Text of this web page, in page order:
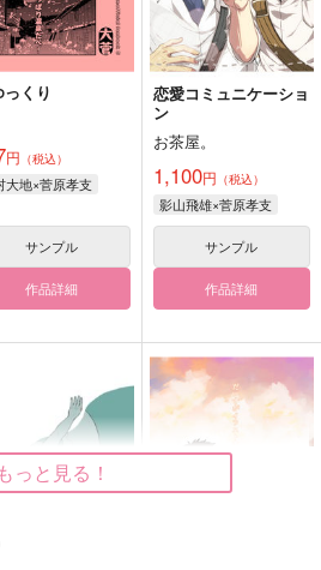
っくり
円 （税込）
大地×菅原孝支
サンプル
作品詳細
恋愛コミュニケーショ
ン
お茶屋。
1,100円 （税込）
影山飛雄×菅原孝支
サンプル
作品詳細
もっと見る！